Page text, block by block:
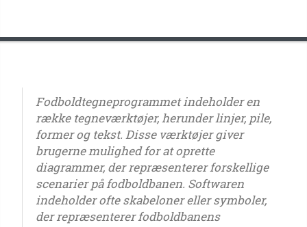
Fodboldtegneprogrammet indeholder en
række tegneværktøjer, herunder linjer, pile,
former og tekst. Disse værktøjer giver
brugerne mulighed for at oprette
diagrammer, der repræsenterer forskellige
scenarier på fodboldbanen. Softwaren
indeholder ofte skabeloner eller symboler,
der repræsenterer fodboldbanens